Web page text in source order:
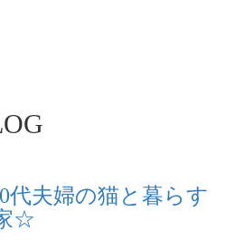
夫婦の猫と暮らす
☆